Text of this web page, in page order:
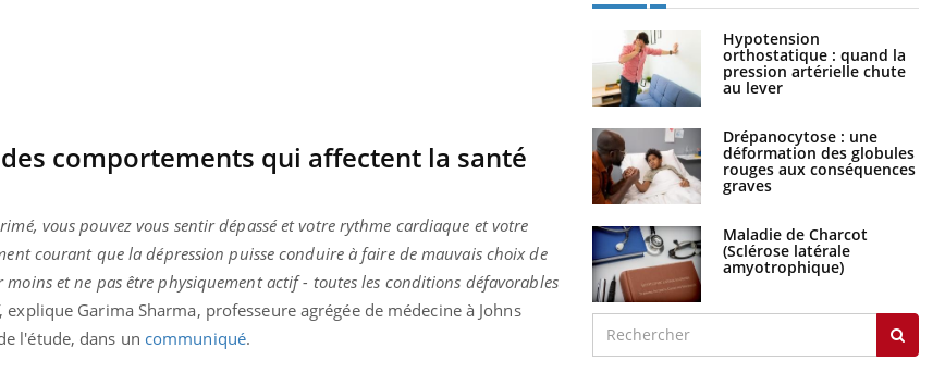
comportements qui affectent la santé
vous pouvez vous sentir dépassé et votre rythme cardiaque et votre
courant que la dépression puisse conduire à faire de mauvais choix de
et ne pas être physiquement actif - toutes les conditions défavorables
, explique Garima Sharma, professeure agrégée de médecine à Johns
l'étude, dans un communiqué.
Hypotension
orthostatique : quand la
pression artérielle chute
au lever
Drépanocytose : une
déformation des globules
rouges aux conséquences
graves
Maladie de Charcot
(Sclérose latérale
amyotrophique)